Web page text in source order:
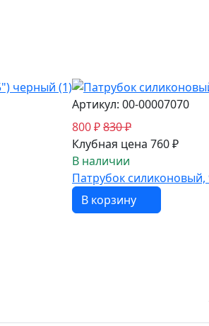
Артикул: 00-00007070
800 ₽830 ₽
Клубная цена 760 ₽
В наличии
Патрубок
В корзину